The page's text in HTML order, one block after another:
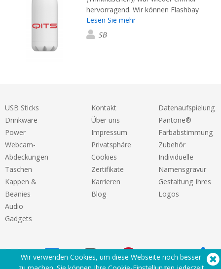
hervorragend. Wir können Flashbay
bedenkenlos weiterempfehlen.
Lesen Sie mehr
SB
USB Sticks
Drinkware
Power
Webcam-
Abdeckungen
Taschen
Kappen &
Beanies
Audio
Gadgets
Kontakt
Über uns
Impressum
Privatsphäre
Cookies
Zertifikate
Karrieren
Blog
Datenaufspielung
Pantone®
Farbabstimmung
Zubehör
Individuelle
Namensgravur
Gestaltung Ihres
Logos
Wir verwenden Cookies, um diese Webseite noch besser